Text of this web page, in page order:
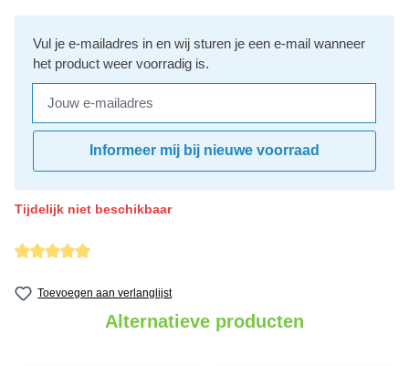
Vul je e-mailadres in en wij sturen je een e-mail wanneer
het product weer voorradig is.
Informeer mij bij nieuwe voorraad
Tijdelijk niet beschikbaar
Toevoegen aan verlanglijst
Alternatieve producten